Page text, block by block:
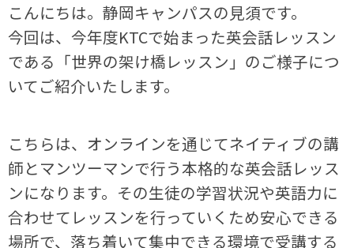
こんにちは。静岡キャンパスの見須です。
今回は、今年度KTCで始まった英会話レッスン
である「世界の架け橋レッスン」のご様子につ
いてご紹介いたします。
こちらは、オンラインを通じてネイティブの講
師とマンツーマンで行う本格的な英会話レッス
ンになります。その生徒の学習状況や英語力に
合わせてレッスンを行っていくため安心できる
場所で、落ち着いて集中できる環境で受講する